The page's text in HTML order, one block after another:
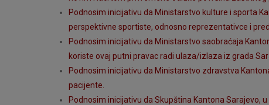
Podnosim inicijativu da Ministarstvo kulture i sporta
perspektivne sportiste, odnosno reprezentativce i
Podnosim inicijativu da Ministarstvo saobraćaja
koriste ovaj putni pravac radi ulaza/izlaza iz grada
Podnosim inicijativu da Ministarstvo zdravstva
pacijente.
Podnosim inicijativu da Skupština Kantona Sarajevo,